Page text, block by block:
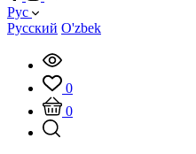
Рус
Русский O'zbek
0
0